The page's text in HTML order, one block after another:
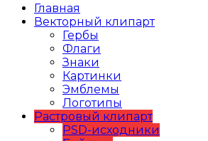
Главная
Векторный клипарт
Гербы
Флаги
Знаки
Картинки
Эмблемы
Логотипы
Растровый клипарт
PSD-исходники